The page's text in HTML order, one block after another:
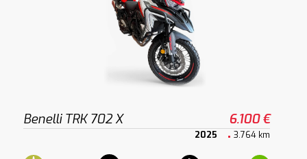
Benelli TRK 702 X 6.100 €
2025 3.764 km